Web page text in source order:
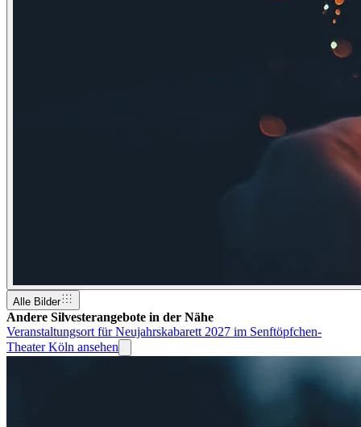
Alle Bilder
Andere Silvesterangebote in der Nähe
Veranstaltungsort für Neujahrskabarett 2027 im Senftöpfchen-
Theater Köln ansehen